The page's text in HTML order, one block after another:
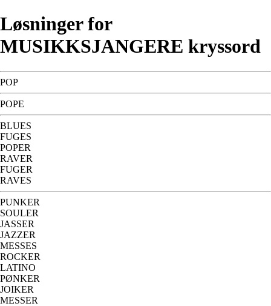
Løsninger for
MUSIKKSJANGERE kryssord
POP
POPE
BLUES
FUGES
POPER
RAVER
FUGER
RAVES
PUNKER
SOULER
JASSER
JAZZER
MESSES
ROCKER
LATINO
PØNKER
JOIKER
MESSER